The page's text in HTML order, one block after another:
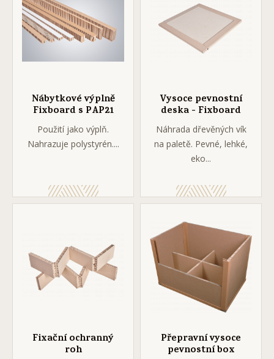
Nábytkové výplně
Fixboard s PAP21
Použití jako výplň.
Nahrazuje polystyrén....
Vysoce pevnostní
deska - Fixboard
Náhrada dřevěných vík
na paletě. Pevné, lehké,
eko...
Fixační ochranný
roh
Přepravní vysoce
pevnostní box